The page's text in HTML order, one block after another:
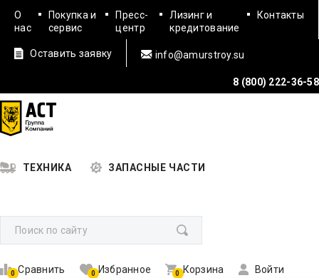
О
нас
Покупка и
сервис
Пресс-
центр
Лизинг и
кредитование
Контакты
Оставить заявку info@amurstroy.su
8 (800) 222-36-58
ТЕХНИКА ЗАПАСНЫЕ ЧАСТИ
0 Сравнить 0 Избранное 0 Корзина
Войти